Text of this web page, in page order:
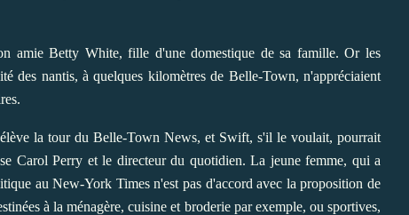
amie Betty White, fille d'une domestique de sa famille. Or les
des nantis, à quelques kilomètres de Belle-Town, n'appréciaient
la tour du Belle-Town News, et Swift, s'il le voulait, pourrait
Carol Perry et le directeur du quotidien. La jeune femme, qui a
au New-York Times n'est pas d'accord avec la proposition de
à la ménagère, cuisine et broderie par exemple, ou sportives,